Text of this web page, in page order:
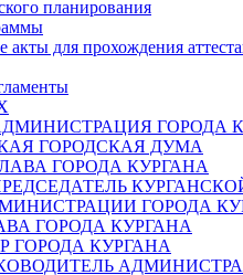
планирования
для прохождения
ГОРОДА
ГОРОДСКАЯ ДУМА
ГОРОДА КУРГАНА
ГОРОДА
ГОРОДА КУРГАНА
ГОРОДА КУРГАНА